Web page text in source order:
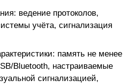
ведение протоколов,
учёта, сигнализация
память не менее
Bluetooth, настраиваемые
сигнализацией,